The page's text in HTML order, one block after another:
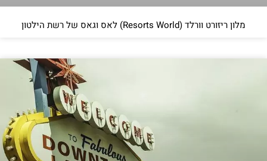
מלון ריזורט וורלד (Resorts World) לאס וגאס של רשת הילטון